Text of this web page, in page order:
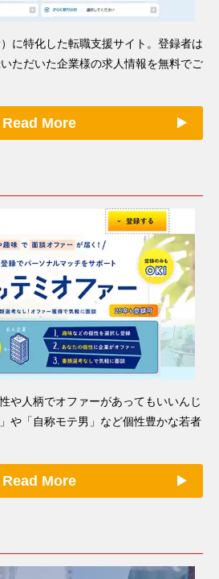
に特化した転職支援サイト。登録者は
ただいた企業様の求人情報を無料でご
Read More
や人柄でオファーがあってもいいんじ
や「自称モテ男」など個性豊かな若者
Read More